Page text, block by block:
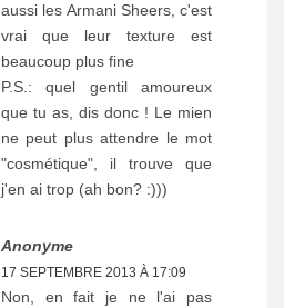
aussi les Armani Sheers, c'est
vrai que leur texture est
beaucoup plus fine
P.S.: quel gentil amoureux
que tu as, dis donc ! Le mien
ne peut plus attendre le mot
"cosmétique", il trouve que
j'en ai trop (ah bon? :)))
Anonyme
17 SEPTEMBRE 2013 À 17:09
Non, en fait je ne l'ai pas